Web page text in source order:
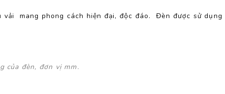
vải mang phong cách hiện đại, độc đáo. Đèn được sử dụng
của đèn, đơn vị mm.